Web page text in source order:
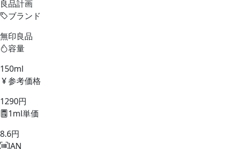
良品計画
ブランド
無印良品
容量
150ml
参考価格
1290円
1ml単価
8.6円
JAN